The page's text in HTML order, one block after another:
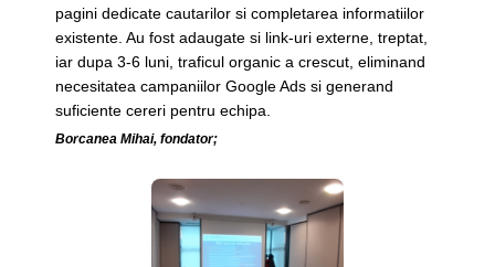
pagini dedicate cautarilor si completarea informatiilor
existente. Au fost adaugate si link-uri externe, treptat,
iar dupa 3-6 luni, traficul organic a crescut, eliminand
necesitatea campaniilor Google Ads si generand
suficiente cereri pentru echipa.
Borcanea Mihai, fondator;